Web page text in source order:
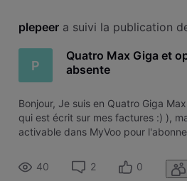
plepeer a suivi la publication
P
Quatro Max Giga et
absente
Bonjour, Je suis en Quatro Giga
qui est écrit sur mes factures :) ),
activable dans MyVoo pour
répond que je n'y ai pas droit...
?
40 2 0